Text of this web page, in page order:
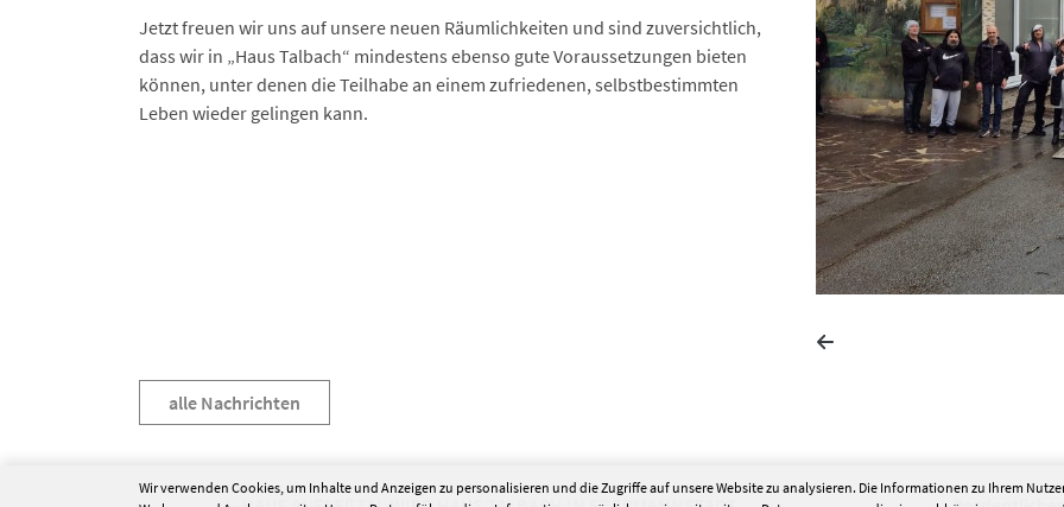
Jetzt freuen wir uns auf unsere neuen Räumlichkeiten und sind zuversichtlich,
dass wir in „Haus Talbach“ mindestens ebenso gute Voraussetzungen bieten
können, unter denen die Teilhabe an einem zufriedenen, selbstbestimmten
Leben wieder gelingen kann.
alle Nachrichten
Wir verwenden Cookies, um Inhalte und Anzeigen zu personalisieren und die Zugriffe auf unsere Website zu analysieren. Die Informationen zu Ihrem